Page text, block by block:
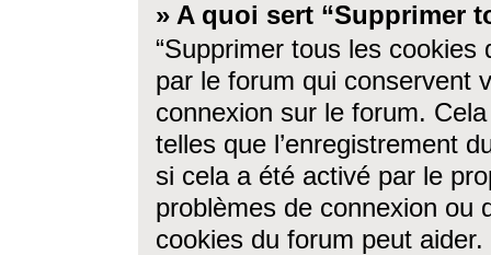
» A quoi sert “Supprimer
“Supprimer tous les cookies
par le forum qui conservent
connexion sur le forum.
telles que l’enregistrement
si cela a été activé par le
problèmes de connexion ou
cookies du forum peut aider.